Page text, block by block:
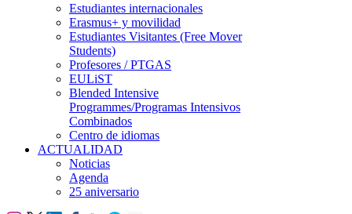
Estudiantes internacionales
Erasmus+ y movilidad
Estudiantes Visitantes (Free Mover
Students)
Profesores / PTGAS
EULiST
Blended Intensive
Programmes/Programas Intensivos
Combinados
Centro de idiomas
ACTUALIDAD
Noticias
Agenda
25 aniversario